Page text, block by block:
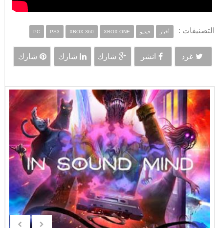
التصنيفات : أخبار فيديو PC PS3 XBOX 360 XBOX ONE
غرد انشر شارك شارك شارك